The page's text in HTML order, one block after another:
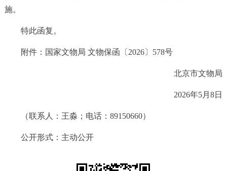
施。
特此函复。
附件： 国家文物局 文物保函〔2026〕578号
北京市文物局
2026年5月8日
（联系人：王淼；电话：89150660）
公开形式：主动公开